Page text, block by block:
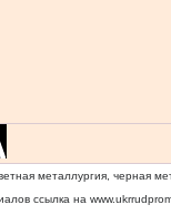
металлургия, черная
ссылка на